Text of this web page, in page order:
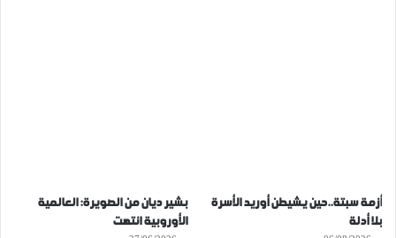
أزمة سبتة..حين يشيطن أوريد الأسرة
بلا أدلة
بشير ديان من الصويرة: العالمية
الأوروبية انتهت